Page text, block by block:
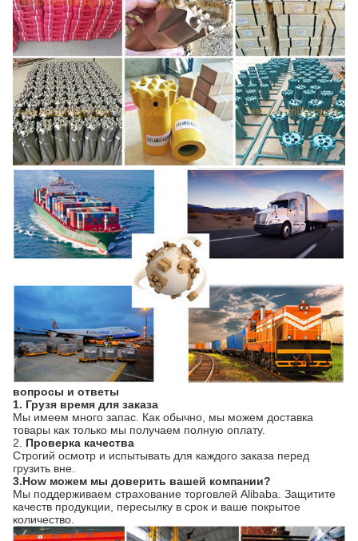
вопросы и ответы
1. Грузя время для заказа
Мы имеем много запас. Как обычно, мы можем доставка
товары как только мы получаем полную оплату.
2. Проверка качества
Строгий осмотр и испытывать для каждого заказа перед
грузить вне.
3.How можем мы доверить вашей компании?
Мы поддерживаем страхование торговлей Alibaba. Защитите
качеств продукции, пересылку в срок и ваше покрытое
количество.